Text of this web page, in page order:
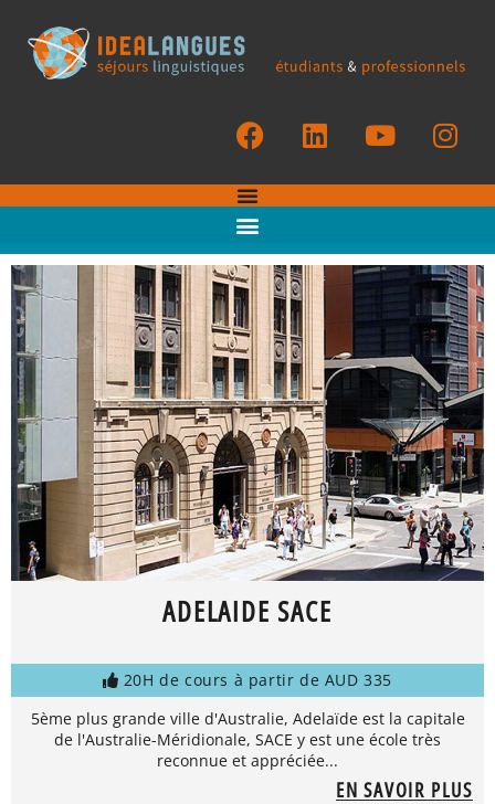
ADELAIDE SACE
20H de cours à partir de AUD 335
5ème plus grande ville d'Australie, Adelaïde est la capitale
de l'Australie-Méridionale, SACE y est une école très
reconnue et appréciée...
EN SAVOIR PLUS